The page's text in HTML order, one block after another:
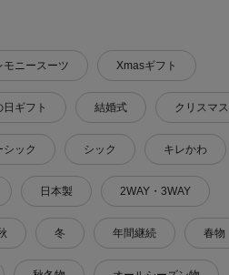
モニースーツ Xmasギフト
日ギフト 結婚式 クリスマス
シック シック キレかわ
日本製 2WAY・3WAY
冬 年間継続 春物